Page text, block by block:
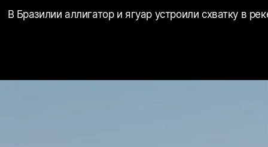
В Бразилии аллигатор и ягуар устроили схватку в